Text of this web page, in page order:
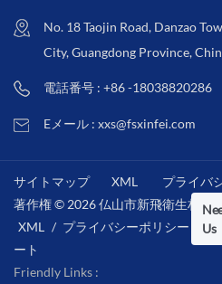
No. 18 Taojin Road, Danzao
City, Guangdong Province,
電話番号 : +86 -18038820286
Eメール : xxs@fsxinfei.com
サイトマップ XML
プライバ
著作権 © 2026 仏山市新飛衛生材料
XML / プライバシーポリシー /
ート
Friendly Links :
Us